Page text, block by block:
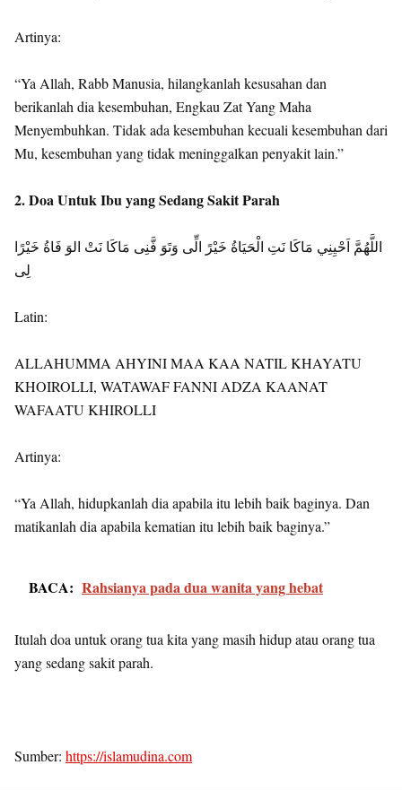
Artinya:
“Ya Allah, Rabb Manusia, hilangkanlah kesusahan dan
berikanlah dia kesembuhan, Engkau Zat Yang Maha
Menyembuhkan. Tidak ada kesembuhan kecuali kesembuhan dari
Mu, kesembuhan yang tidak meninggalkan penyakit lain.”
2. Doa Untuk Ibu yang Sedang Sakit Parah
اللَّهُمَّ اَحْيِنِي مَاكَا نَتِ الْحَيَاةُ خَيْرً الِّى وَتَوَ فَّنِى مَاكَا نَتْ الوَ فَاةُ خَيْرًا
لِى
Latin:
ALLAHUMMA AHYINI MAA KAA NATIL KHAYATU
KHOIROLLI, WATAWAF FANNI ADZA KAANAT
WAFAATU KHIROLLI
Artinya:
“Ya Allah, hidupkanlah dia apabila itu lebih baik baginya. Dan
matikanlah dia apabila kematian itu lebih baik baginya.”
BACA: Rahsianya pada dua wanita yang hebat
Itulah doa untuk orang tua kita yang masih hidup atau orang tua
yang sedang sakit parah.
Sumber: https://islamudina.com